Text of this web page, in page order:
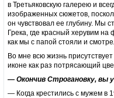
в Третьяковскую галерею и
изображенных сюжетов,
он чувствовал ее глубину. Мы
Грека, где красный херувим
как мы с папой стояли и
Во мне всю жизнь
иконе как раз потрясающий
— Окончив Строгановку, вы
— Когда крестились с мужем в